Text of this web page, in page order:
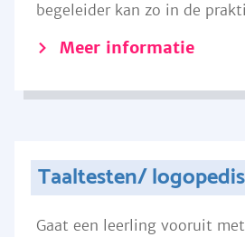
begeleider kan zo in de
Meer informatie
Taaltesten/
Gaat een leerling vooruit